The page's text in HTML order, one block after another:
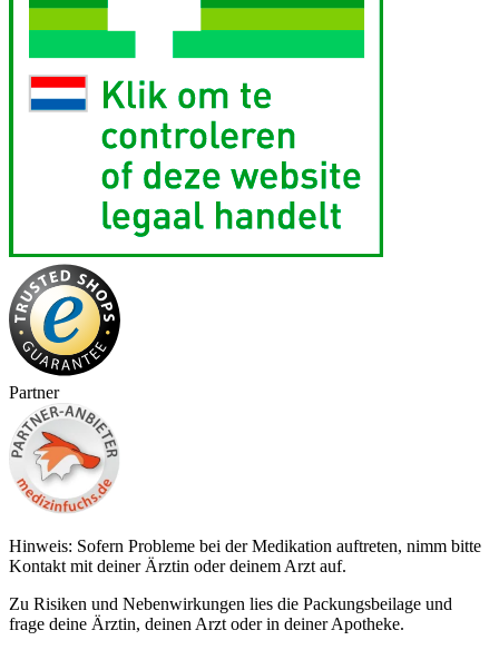
Partner
Hinweis: Sofern Probleme bei der Medikation auftreten, nimm bitte
Kontakt mit deiner Ärztin oder deinem Arzt auf.
Zu Risiken und Nebenwirkungen lies die Packungsbeilage und
frage deine Ärztin, deinen Arzt oder in deiner Apotheke.